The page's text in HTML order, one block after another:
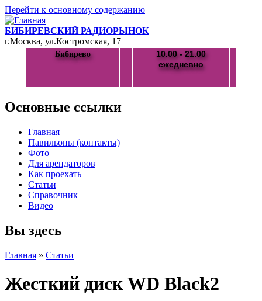
Перейти к основному содержанию
БИБИРЕВСКИЙ РАДИОРЫНОК
г.Москва, ул.Костромская, 17
Бибирево
10.00 - 21.00
ежедневно
Основные ссылки
Главная
Павильоны (контакты)
Фото
Для арендаторов
Как проехать
Статьи
Справочник
Видео
Вы здесь
Главная » Статьи
Жесткий диск WD Black2